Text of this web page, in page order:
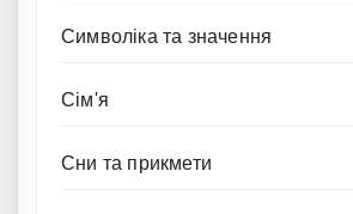
Символіка та значення
Сім'я
Сни та прикмети